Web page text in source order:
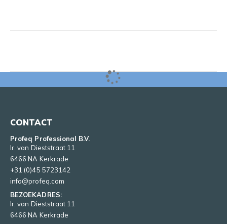
CONTACT
Profeq Professional B.V.
Ir. van Dieststraat 11
6466 NA Kerkrade
+31 (0)45 5723142
info@profeq.com
BEZOEKADRES:
Ir. van Dieststraat 11
6466 NA Kerkrade